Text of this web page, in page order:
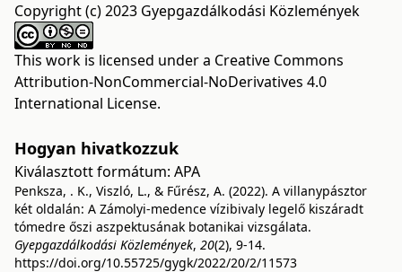
Copyright (c) 2023 Gyepgazdálkodási Közlemények
This work is licensed under a Creative Commons
Attribution-NonCommercial-NoDerivatives 4.0
International License.
Hogyan hivatkozzuk
Kiválasztott formátum: APA
Penksza, . K., Viszló, L., & Fűrész, A. (2022). A villanypásztor
két oldalán: A Zámolyi-medence vízibivaly legelő kiszáradt
tómedre őszi aszpektusának botanikai vizsgálata.
Gyepgazdálkodási Közlemények, 20(2), 9-14.
https://doi.org/10.55725/gygk/2022/20/2/11573